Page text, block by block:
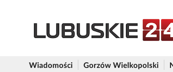
Wiadomości Gorzów Wielkopolski